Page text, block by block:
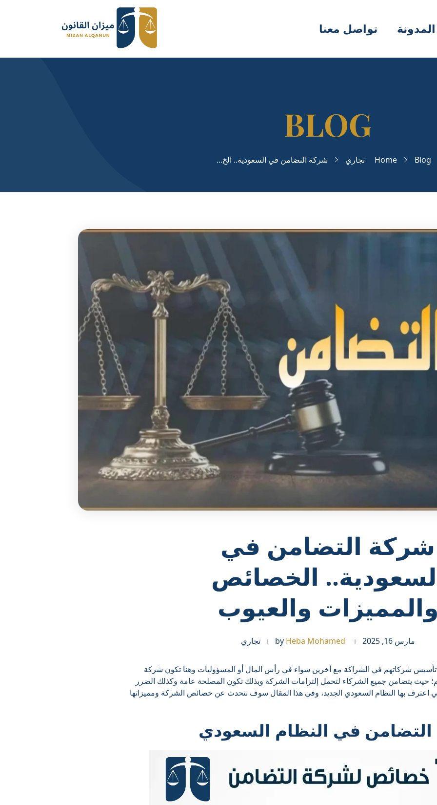
المدونة تواصل معنا
Home Blog تجاري شركة التضامن في السعودية.. الخ...
شركة التضامن في
الخصائص
والعيوب
مارس 16, 2025 by Heba Mohamed تجاري
تأسيس شركاتهم في الشراكة مع آخرين سواء في رأس المال أو المسؤوليات وهنا تكون شركة
حيث يتضامن جميع الشركاء لتحمل إلتزامات الشركة وبذلك تكون المصلحة عامة وكذلك الضرر
اعترف بها النظام السعودي الجديد، وفي هذا المقال سوف نتحدث عن خصائص الشركة ومميزاتها
في النظام السعودي